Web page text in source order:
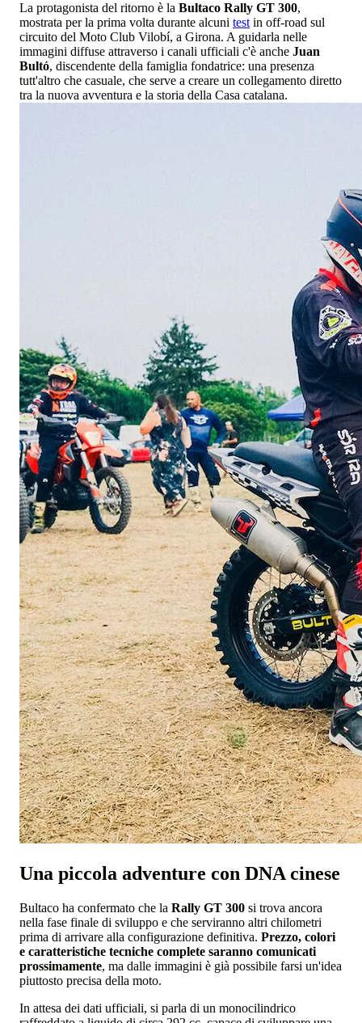
La protagonista del ritorno è la Bultaco Rally GT 300,
mostrata per la prima volta durante alcuni test in off-road sul
circuito del Moto Club Vilobí, a Girona. A guidarla nelle
immagini diffuse attraverso i canali ufficiali c'è anche Juan
Bultó, discendente della famiglia fondatrice: una presenza
tutt'altro che casuale, che serve a creare un collegamento diretto
tra la nuova avventura e la storia della Casa catalana.
Una piccola adventure con DNA cinese
Bultaco ha confermato che la Rally GT 300 si trova ancora
nella fase finale di sviluppo e che serviranno altri chilometri
prima di arrivare alla configurazione definitiva. Prezzo, colori
e caratteristiche tecniche complete saranno comunicati
prossimamente, ma dalle immagini è già possibile farsi un'idea
piuttosto precisa della moto.
In attesa dei dati ufficiali, si parla di un monocilindrico